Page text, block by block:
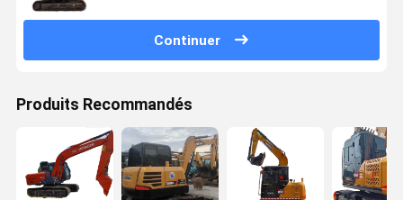
Continuer
Produits Recommandés